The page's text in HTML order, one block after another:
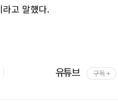
고 말했다.
유튜브 구독 +